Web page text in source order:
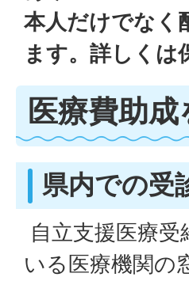
本人だけでなく
ます。詳しくは
医療費助
県内での受
自立支援医療
いる医療機関の